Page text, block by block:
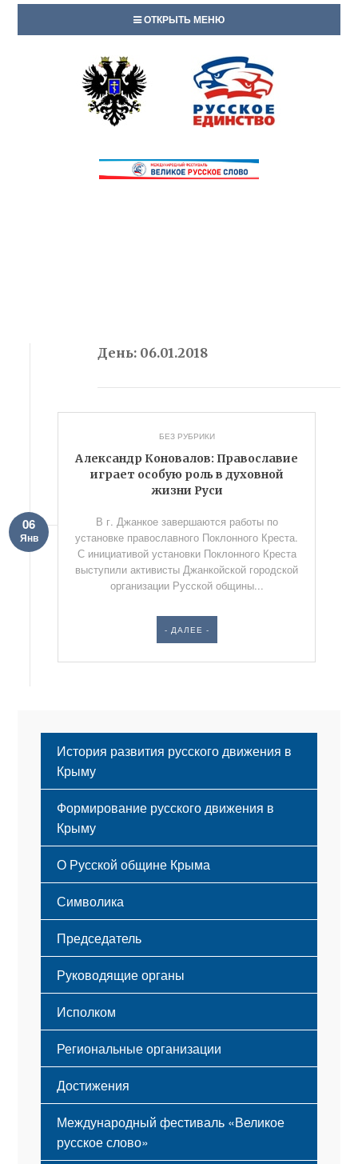
ОТКРЫТЬ МЕНЮ
День: 06.01.2018
БЕЗ РУБРИКИ
Александр Коновалов: Православие
играет особую роль в духовной
жизни Руси
06
Янв
В г. Джанкое завершаются работы по
установке православного Поклонного Креста.
С инициативой установки Поклонного Креста
выступили активисты Джанкойской городской
организации Русской общины...
- ДАЛЕЕ -
История развития русского движения в
Крыму
Формирование русского движения в
Крыму
Русский Крым
О Русской общине Крыма
Этапы становления
Принципы деятельности
Структура
Мероприятия
Символика
Флаг
Герб
Гимн
Председатель
Руководящие органы
Исполком
Региональные организации
Достижения
Международный фестиваль «Великое
русское слово»